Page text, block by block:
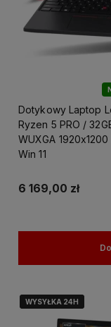
Dotykowy Laptop
Ryzen 5 PRO / 32GB / 2TB
WUXGA
Win 11
6 169,00 zł
WYSYŁKA 24H
WYSYŁKA 24H